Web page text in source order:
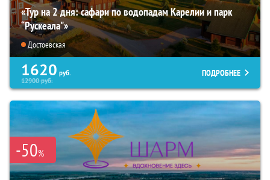
«Тур на 2 дня: сафари по водопадам Карелии и парк
“Рускеала"»
Достоевская
1620 руб.
12900руб.
ПОДРОБНЕЕ
-50%